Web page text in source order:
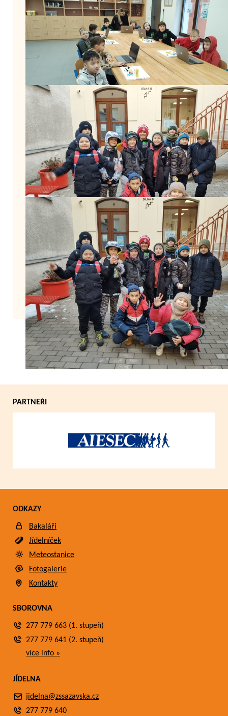
Zpět
PARTNEŘI
ODKAZY
Bakaláři
Jídelníček
Meteostanice
Fotogalerie
Kontakty
SBOROVNA
277 779 663 (1. stupeň)
277 779 641 (2. stupeň)
více info »
JÍDELNA
jidelna@zssazavska.cz
277 779 640